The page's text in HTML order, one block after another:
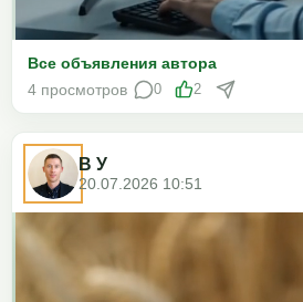
Все объявления автора
4 просмотров
0 2
В У
20.07.2026 10:51